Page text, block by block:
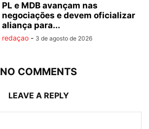
PL e MDB avançam nas
negociações e devem oficializar
aliança para...
redaçao - 3 de agosto de 2026
NO COMMENTS
LEAVE A REPLY